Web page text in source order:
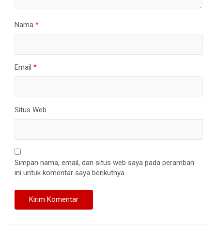
Nama *
Email *
Situs Web
Simpan nama, email, dan situs web saya pada peramban
ini untuk komentar saya berikutnya.